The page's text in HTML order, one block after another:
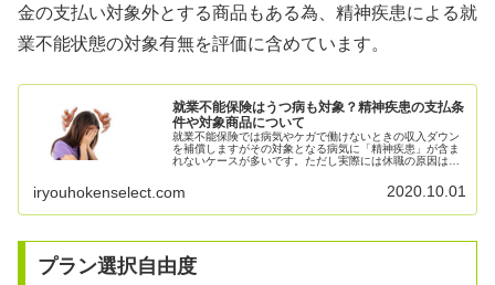
金の支払い対象外とする商品もある為、精神疾患による就
業不能状態の対象有無を評価に含めています。
就業不能保険はうつ病も対象？精神疾患の支払条
件や対象商品について
就業不能保険では病気やケガで働けないときの収入ダウン
を補償しますがその対象となる病気に「精神疾患」が含ま
れないケースが多いです。ただし実際には休職の原因は精
こでこのページでは就業不能保険と精神疾患の関係性か
ら、精神疾患も支払い対象となる就業不能保険を紹介して
iryouhokenselect.com 2020.10.01
プラン選択自由度